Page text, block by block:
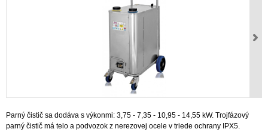
Parný čistič sa dodáva s výkonmi: 3,75 - 7,35 - 10,95 - 14,55 kW. Trojfázový
parný čistič má telo a podvozok z nerezovej ocele v triede ochrany IPX5.